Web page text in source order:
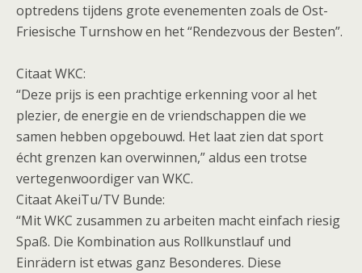
optredens tijdens grote evenementen zoals de Ost-
Friesische Turnshow en het “Rendezvous der Besten”.
Citaat WKC:
“Deze prijs is een prachtige erkenning voor al het
plezier, de energie en de vriendschappen die we
samen hebben opgebouwd. Het laat zien dat sport
écht grenzen kan overwinnen,” aldus een trotse
vertegenwoordiger van WKC.
Citaat AkeiTu/TV Bunde:
“Mit WKC zusammen zu arbeiten macht einfach riesig
Spaß. Die Kombination aus Rollkunstlauf und
Einrädern ist etwas ganz Besonderes. Diese